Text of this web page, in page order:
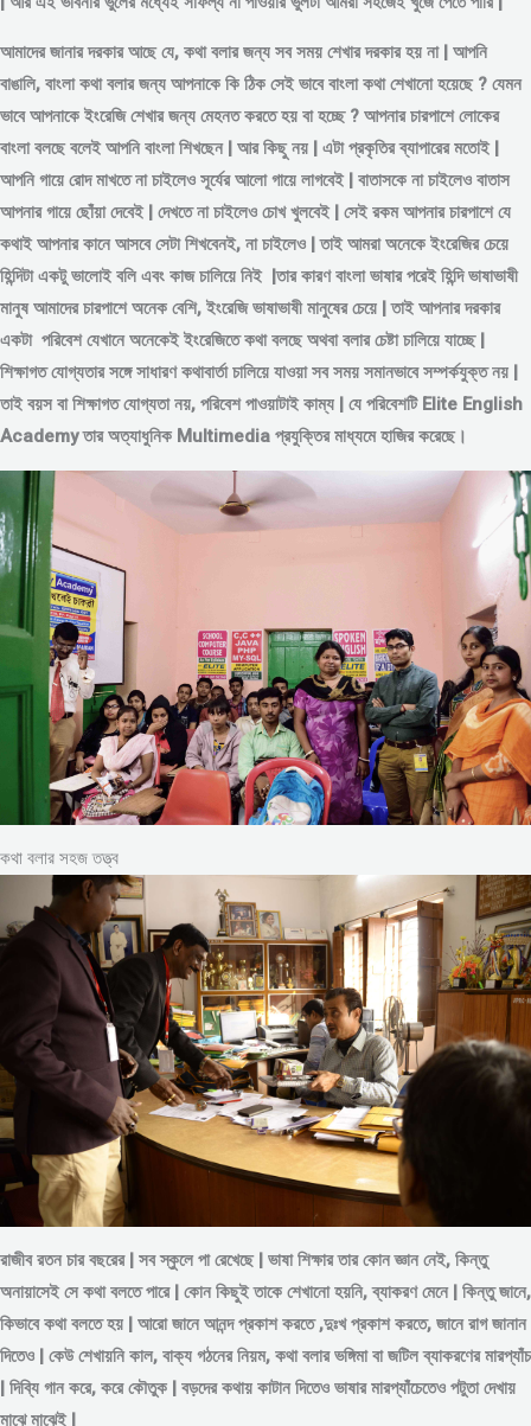
আমাদের জানার দরকার আছে যে, কথা বলার জন্য সব সময় শেখার দরকার হয় না | আপনি
বাঙালি, বাংলা কথা বলার জন্য আপনাকে কি ঠিক সেই ভাবে বাংলা কথা শেখানো হয়েছে ? যেমন
ভাবে আপনাকে ইংরেজি শেখার জন্য মেহনত করতে হয় বা হচ্ছে ? আপনার চারপাশে লোকের
বাংলা বলছে বলেই আপনি বাংলা শিখছেন | আর কিছু নয় | এটা প্রকৃতির ব্যাপারের মতোই |
আপনি গায়ে রোদ মাখতে না চাইলেও সূর্যের আলো গায়ে লাগবেই | বাতাসকে না চাইলেও বাতাস
আপনার গায়ে ছোঁয়া দেবেই | দেখতে না চাইলেও চোখ খুলবেই | সেই রকম আপনার চারপাশে যে
কথাই আপনার কানে আসবে সেটা শিখবেনই, না চাইলেও | তাই আমরা অনেকে ইংরেজির চেয়ে
হিন্দিটা একটু ভালোই বলি এবং কাজ চালিয়ে নিই |তার কারণ বাংলা ভাষার পরেই হিন্দি ভাষাভাষী
মানুষ আমাদের চারপাশে অনেক বেশি, ইংরেজি ভাষাভাষী মানুষের চেয়ে | তাই আপনার দরকার
একটা পরিবেশ যেখানে অনেকেই ইংরেজিতে কথা বলছে অথবা বলার চেষ্টা চালিয়ে যাচ্ছে |
শিক্ষাগত যোগ্যতার সঙ্গে সাধারণ কথাবার্তা চালিয়ে যাওয়া সব সময় সমানভাবে সম্পর্কযুক্ত নয় |
তাই বয়স বা শিক্ষাগত যোগ্যতা নয়, পরিবেশ পাওয়াটাই কাম্য | যে পরিবেশটি Elite English
Academy তার অত্যাধুনিক Multimedia প্রযুক্তির মাধ্যমে হাজির করেছে।
কথা বলার সহজ তত্ত্ব
রাজীব রতন চার বছরের | সব স্কুলে পা রেখেছে | ভাষা শিক্ষার তার কোন জ্ঞান নেই, কিন্তু
অনায়াসেই সে কথা বলতে পারে | কোন কিছুই তাকে শেখানো হয়নি, ব্যাকরণ মেনে | কিন্তু জানে,
কিভাবে কথা বলতে হয় | আরো জানে আনন্দ প্রকাশ করতে ,দুঃখ প্রকাশ করতে, জানে রাগ জানান
দিতেও | কেউ শেখায়নি কাল, বাক্য গঠনের নিয়ম, কথা বলার ভঙ্গিমা বা জটিল ব্যাকরণের মারপ্যাঁচ
| দিব্যি গান করে, করে কৌতুক | বড়দের কথায় কাটান দিতেও ভাষার মারপ্যাঁচেতেও পটুতা দেখায়
মাঝে মাঝেই |